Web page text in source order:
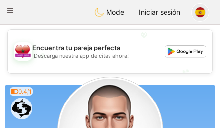
Maroc Dating
Toggle
Mode Iniciar sesión
💖
💕
Encuentra tu pareja perfecta
¡Descarga nuestra app de citas ahora!
0.4/1